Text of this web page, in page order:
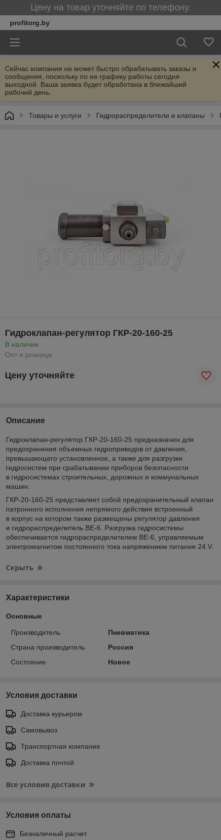
Цену на товар уточняйте по телефону.
profitorg.by
Сейчас компания не может быстро обрабатывать заказы и
сообщения, поскольку по ее графику работы сегодня
выходной. Ваша заявка будет обработана в ближайший
рабочий день.
Товары и услуги Гидрораспределители и клапаны
Гидроклапан-регулятор ГКР-20-160-25
В наличии
Опт и розница
Цену уточняйте
Описание
Гидроклапан-регулятор ГКР-20-160-25 предназначен для
предохранения объемных гидроприводов от давления,
превышающего установленное, а также для разгрузки
гидросистем при срабатывании приборов безопасности
в гидросистемах строительных, дорожных и коммунальных
машин.
ГКР-20-160-25 представляет собой предохранительный клапан
патронного исполнения непрямого действия встроенный
в корпус на котором также размещены регулятор давления
и гидрораспределитель ВЕ-6. Разгрузка гидросистемы
обеспечивается гидрораспределителем ВЕ-6, управляемым
электромагнитом постоянного тока напряжением питания 24 V.
Скрыть
Характеристики
Основные
Производитель
Пневматика
Страна производитель
Россия
Состояние
Новое
Условия доставки
Доставка курьером
Самовывоз
Транспортная компания
Доставка почтой
Все условия доставки
Условия оплаты
Безналичный расчет